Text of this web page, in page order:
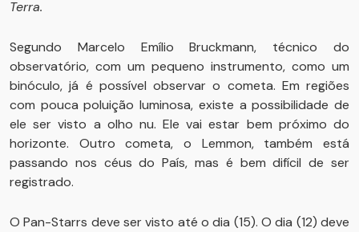
Terra.
Segundo Marcelo Emílio Bruckmann, técnico do
observatório, com um pequeno instrumento, como um
binóculo, já é possível observar o cometa. Em regiões
com pouca poluição luminosa, existe a possibilidade de
ele ser visto a olho nu. Ele vai estar bem próximo do
horizonte. Outro cometa, o Lemmon, também está
passando nos céus do País, mas é bem difícil de ser
registrado.
O Pan-Starrs deve ser visto até o dia (15). O dia (12) deve